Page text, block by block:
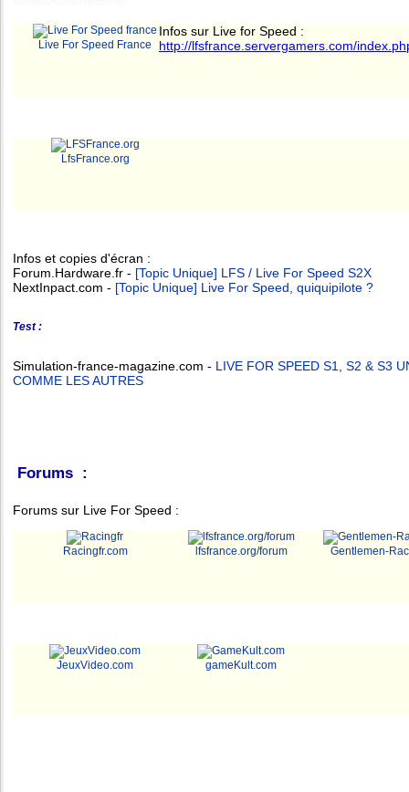
Live For Speed France
Infos sur Live for Speed :
http://lfsfrance.servergamers.com/
LfsFrance.org
Infos et copies d'écran :
Forum.Hardware.fr - [Topic Unique] LFS / Live For Speed S2X
NextInpact.com - [Topic Unique] Live For Speed, quiquipilote ?
Test :
Simulation-france-magazine.com - LIVE FOR SPEED S1, S2 & S3
COMME LES AUTRES
Forums :
Forums sur Live For Speed :
Racingfr.com lfsfrance.org/forum Gentlemen-
JeuxVideo.com gameKult.com